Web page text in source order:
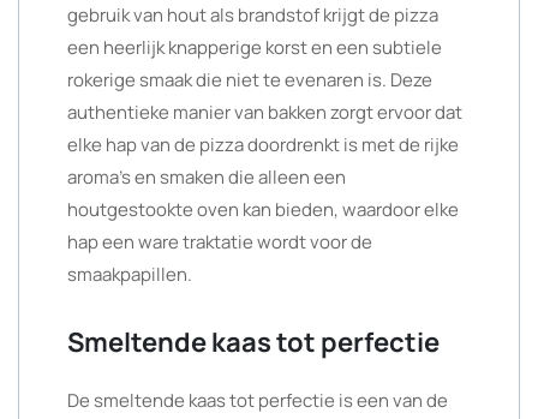
gebruik van hout als brandstof krijgt de pizza
een heerlijk knapperige korst en een subtiele
rokerige smaak die niet te evenaren is. Deze
authentieke manier van bakken zorgt ervoor dat
elke hap van de pizza doordrenkt is met de rijke
aroma’s en smaken die alleen een
houtgestookte oven kan bieden, waardoor elke
hap een ware traktatie wordt voor de
smaakpapillen.
Smeltende kaas tot perfectie
De smeltende kaas tot perfectie is een van de